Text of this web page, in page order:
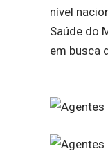
nível
Saúde do
em busca